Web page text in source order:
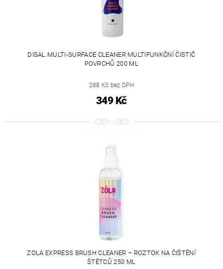
DISAL MULTI-SURFACE CLEANER MULTIFUNKČNÍ ČISTIČ
POVRCHŮ 200 ML
288 Kč bez DPH
349 Kč
ZOLA EXPRESS BRUSH CLEANER – ROZTOK NA ČIŠTĚNÍ
ŠTĚTCŮ 250 ML